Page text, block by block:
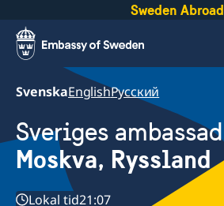
Sweden Abroad
SvenskaEnglishРусский
Sveriges ambassad
Moskva, Ryssland
Lokal tid21:07